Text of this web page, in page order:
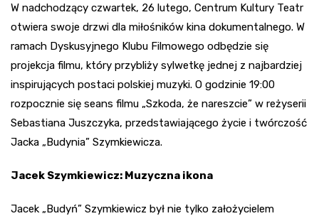
W nadchodzący czwartek, 26 lutego, Centrum Kultury Teatr
otwiera swoje drzwi dla miłośników kina dokumentalnego. W
ramach Dyskusyjnego Klubu Filmowego odbędzie się
projekcja filmu, który przybliży sylwetkę jednej z najbardziej
inspirujących postaci polskiej muzyki. O godzinie 19:00
rozpocznie się seans filmu „Szkoda, że nareszcie” w reżyserii
Sebastiana Juszczyka, przedstawiającego życie i twórczość
Jacka „Budynia” Szymkiewicza.
Jacek Szymkiewicz: Muzyczna ikona
Jacek „Budyń” Szymkiewicz był nie tylko założycielem